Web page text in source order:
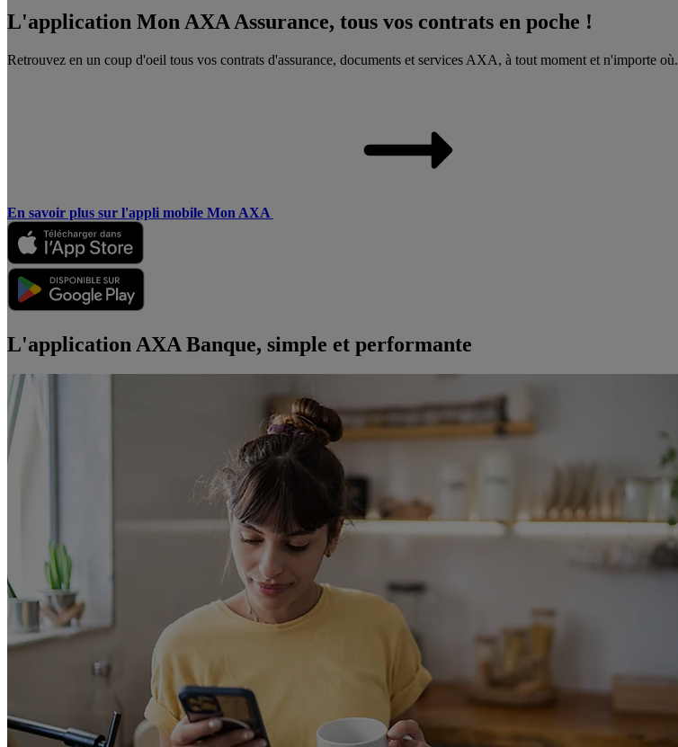
L'application Mon AXA Assurance, tous vos contrats en poche !
Retrouvez en un coup d'oeil tous vos contrats d'assurance, documents et services AXA, à tout moment et n'importe où.
En savoir plus sur l'appli mobile Mon AXA
L'application AXA Banque, simple et performante